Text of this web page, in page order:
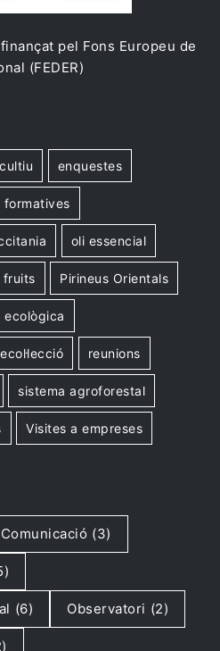
pel Fons Europeu de
(FEDER)
cultiu enquestes
formatives
oli essencial
fruits Pirineus Orientals
ecològica
reunions
sistema agroforestal
Visites a empreses
Comunicació (3)
(6) Observatori (2)